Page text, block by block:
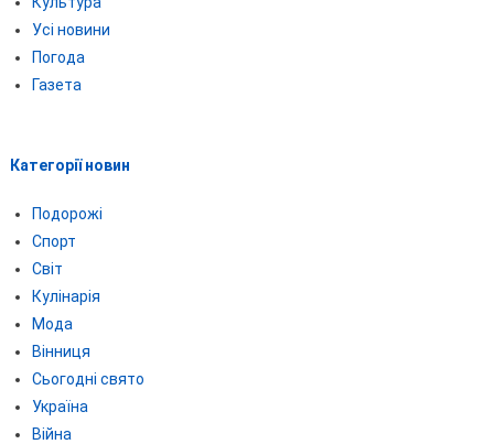
Усі новини
Погода
Газета
Категорії новин
Подорожі
Спорт
Світ
Кулінарія
Мода
Вінниця
Сьогодні свято
Україна
Війна